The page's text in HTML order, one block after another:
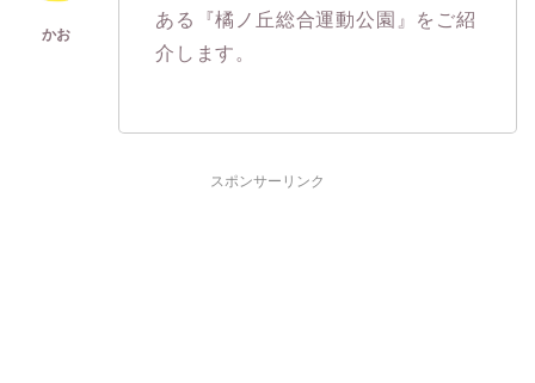
ある『橘ノ丘総合運動公園』をご紹
介します。
スポンサーリンク